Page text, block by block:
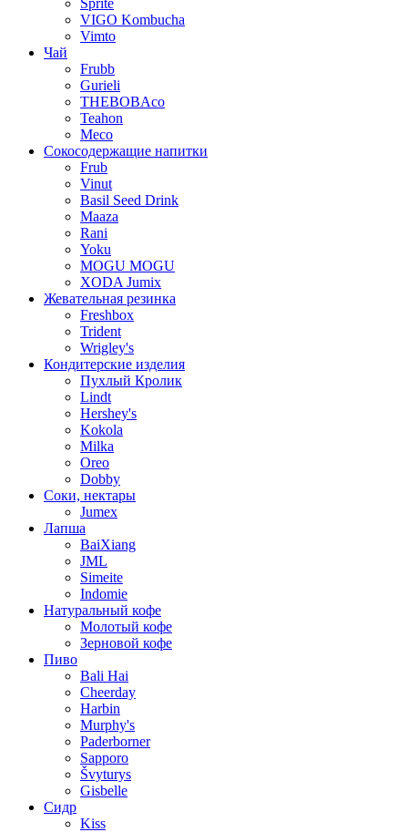
VIGO Kombucha
Vimto
Чай
Frubb
Gurieli
THEBOBAco
Teahon
Meco
Сокосодержащие напитки
Frub
Vinut
Basil Seed Drink
Maaza
Rani
Yoku
MOGU MOGU
XODA Jumix
Жевательная резинка
Freshbox
Trident
Wrigley's
Кондитерские изделия
Пухлый Кролик
Lindt
Hershey's
Kokola
Milka
Oreo
Dobby
Соки, нектары
Jumex
Лапша
BaiXiang
JML
Simeite
Indomie
Натуральный кофе
Молотый кофе
Зерновой кофе
Пиво
Bali Hai
Cheerday
Harbin
Murphy's
Paderborner
Sapporo
Švyturys
Gisbelle
Сидр
Kiss